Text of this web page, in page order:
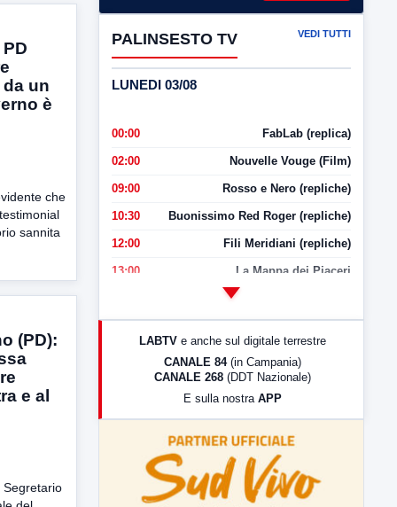
da un
è
che
sannita
(PD):
e al
Segretario
PALINSESTO TV VEDI TUTTI
LUNEDI 03/08
00:00 FabLab (replica)
02:00 Nouvelle Vouge (Film)
09:00 Rosso e Nero (repliche)
10:30 Buonissimo Red Roger (repliche)
12:00 Fili Meridiani (repliche)
13:00 La Mappa dei Piaceri
LabNews (Diretta)
LabNews (replica)
LABTV e anche sul digitale terrestre
CANALE 84 (in Campania)
CANALE 268 (DDT Nazionale)
E sulla nostra APP